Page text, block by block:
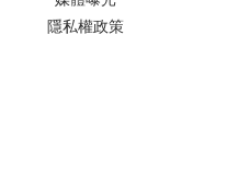
隱私權政策